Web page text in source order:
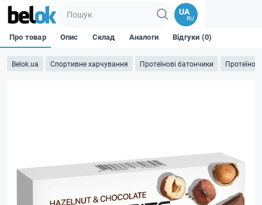
UA
RU
Belok.ua Спортивне харчування Протеїнові батончики
Про товар Опис Склад Аналоги Відгуки (0)